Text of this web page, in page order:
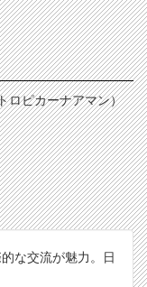
ロピカーナアマン）
な交流が魅力。日